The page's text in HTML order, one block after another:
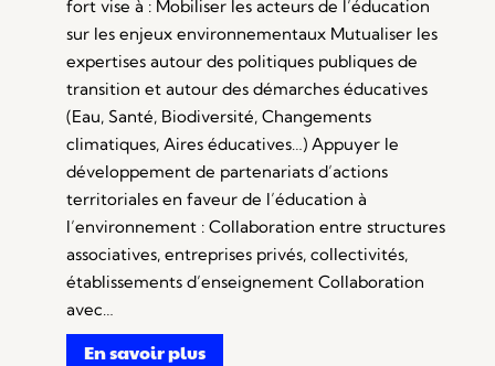
fort vise à : Mobiliser les acteurs de l’éducation
sur les enjeux environnementaux Mutualiser les
expertises autour des politiques publiques de
transition et autour des démarches éducatives
(Eau, Santé, Biodiversité, Changements
climatiques, Aires éducatives…) Appuyer le
développement de partenariats d’actions
territoriales en faveur de l’éducation à
l’environnement : Collaboration entre structures
associatives, entreprises privés, collectivités,
établissements d’enseignement Collaboration
avec…
En savoir plus